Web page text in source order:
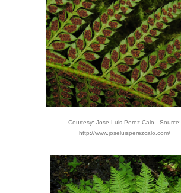
Courtesy: Jose Luis Perez Calo - Source:
http://www.joseluisperezcalo.com/